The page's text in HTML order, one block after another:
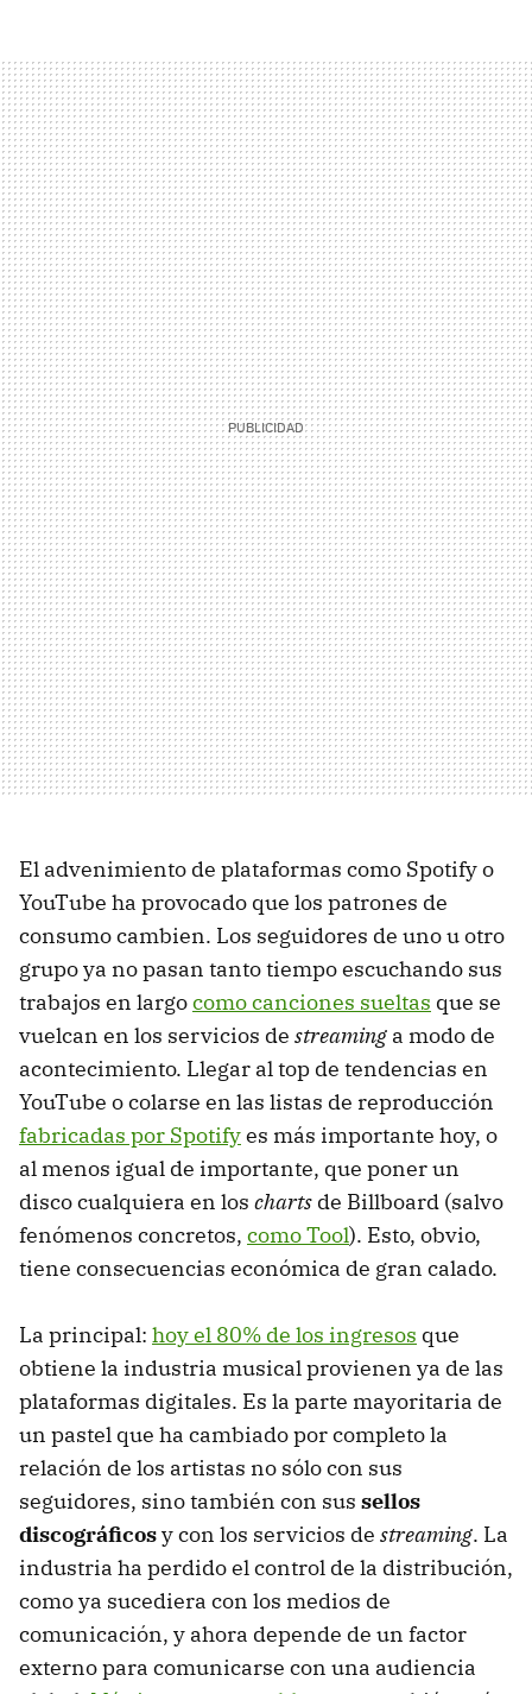
El advenimiento de plataformas como Spotify o
YouTube ha provocado que los patrones de
consumo cambien. Los seguidores de uno u otro
grupo ya no pasan tanto tiempo escuchando sus
trabajos en largocomo canciones sueltas que se
vuelcan en los servicios de streaming a modo de
acontecimiento. Llegar al top de tendencias en
YouTube o colarse en las listas de reproducción
fabricadas por Spotifyes más importante hoy, o
al menos igual de importante, que poner un
disco cualquiera en los charts de Billboard (salvo
fenómenos concretos, como Tool). Esto, obvio,
tiene consecuencias económica de gran calado.
La principal: hoy el 80% de los ingresos que
obtiene la industria musical provienen ya de las
plataformas digitales. Es la parte mayoritaria de
un pastel que ha cambiado por completo la
relación de los artistas no sólo con sus
seguidores, sino también con sus sellos
discográficosy con los servicios de streaming. La
industria ha perdido el control de la distribución,
como ya sucediera con los medios de
comunicación, y ahora depende de un factor
externo para comunicarse con una audiencia